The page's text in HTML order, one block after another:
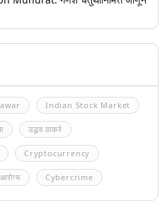
Indian Stock Market
उद्धव ठाकरे
Cryptocurrency
आरोग्य Cybercrime